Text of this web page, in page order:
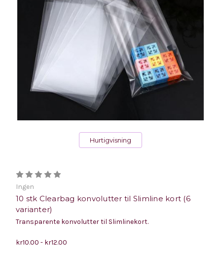
Hurtigvisning
Ingen
10 stk Clearbag konvolutter til Slimline kort (6
varianter)
Transparente konvolutter til Slimlinekort.
kr10.00 - kr12.00